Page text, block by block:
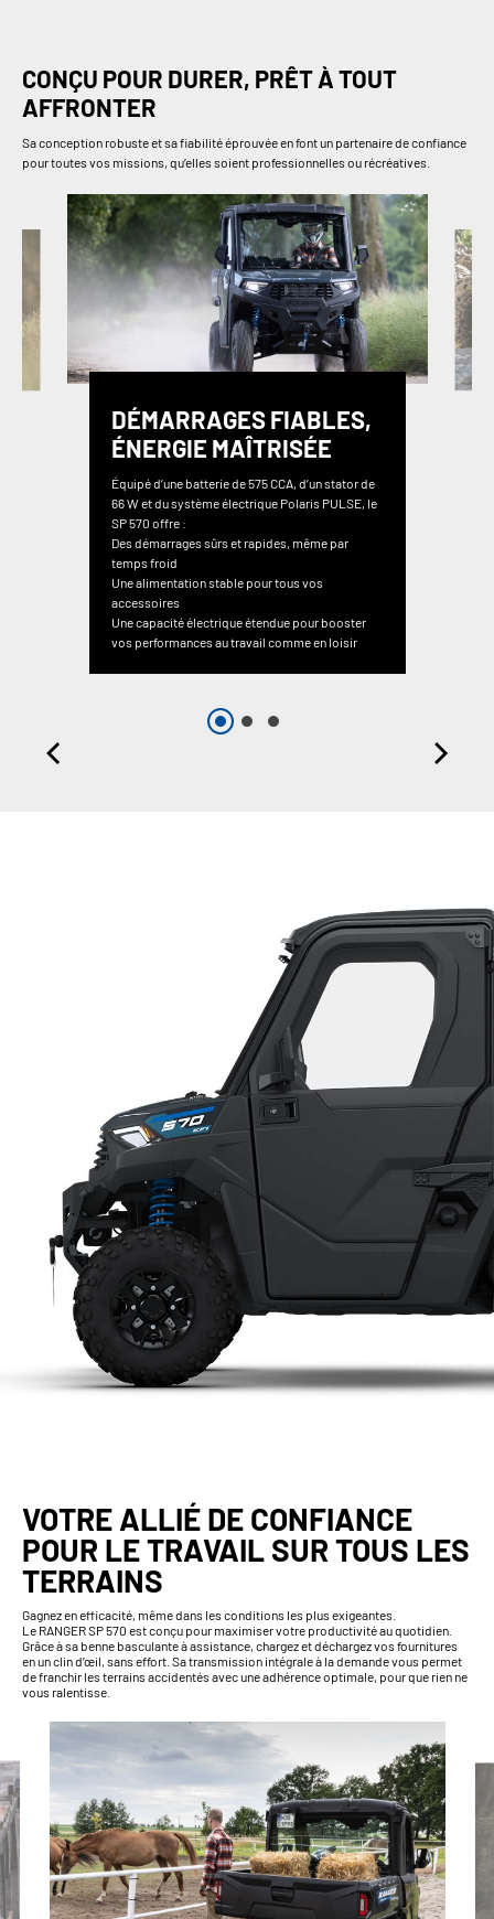
CONÇU POUR DURER, PRÊT À TOUT
AFFRONTER
Sa conception robuste et sa fiabilité éprouvée en font un partenaire de confiance
pour toutes vos missions, qu’elles soient professionnelles ou récréatives.
DÉMARRAGES FIABLES,
ÉNERGIE MAÎTRISÉE
Équipé d’une batterie de 575 CCA, d’un stator de
66 W et du système électrique Polaris PULSE, le
SP 570 offre :
Des démarrages sûrs et rapides, même par
temps froid
Une alimentation stable pour tous vos
accessoires
Une capacité électrique étendue pour booster
vos performances au travail comme en loisir
VOTRE ALLIÉ DE CONFIANCE
POUR LE TRAVAIL SUR TOUS LES
TERRAINS
Gagnez en efficacité, même dans les conditions les plus exigeantes.
Le RANGER SP 570 est conçu pour maximiser votre productivité au quotidien.
Grâce à sa benne basculante à assistance, chargez et déchargez vos fournitures
en un clin d’œil, sans effort. Sa transmission intégrale à la demande vous permet
de franchir les terrains accidentés avec une adhérence optimale, pour que rien ne
vous ralentisse.